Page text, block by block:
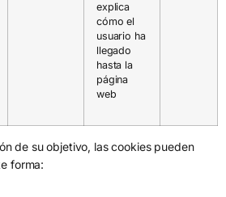
explica
cómo el
usuario ha
llegado
hasta la
página
web
de su objetivo, las cookies pueden
forma: